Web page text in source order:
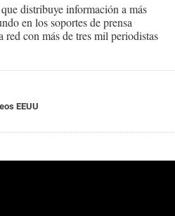
distribuye información a más
en los soportes de prensa
con más de tres mil periodistas
EEUU